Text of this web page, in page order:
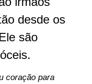
desde os
são
coração para